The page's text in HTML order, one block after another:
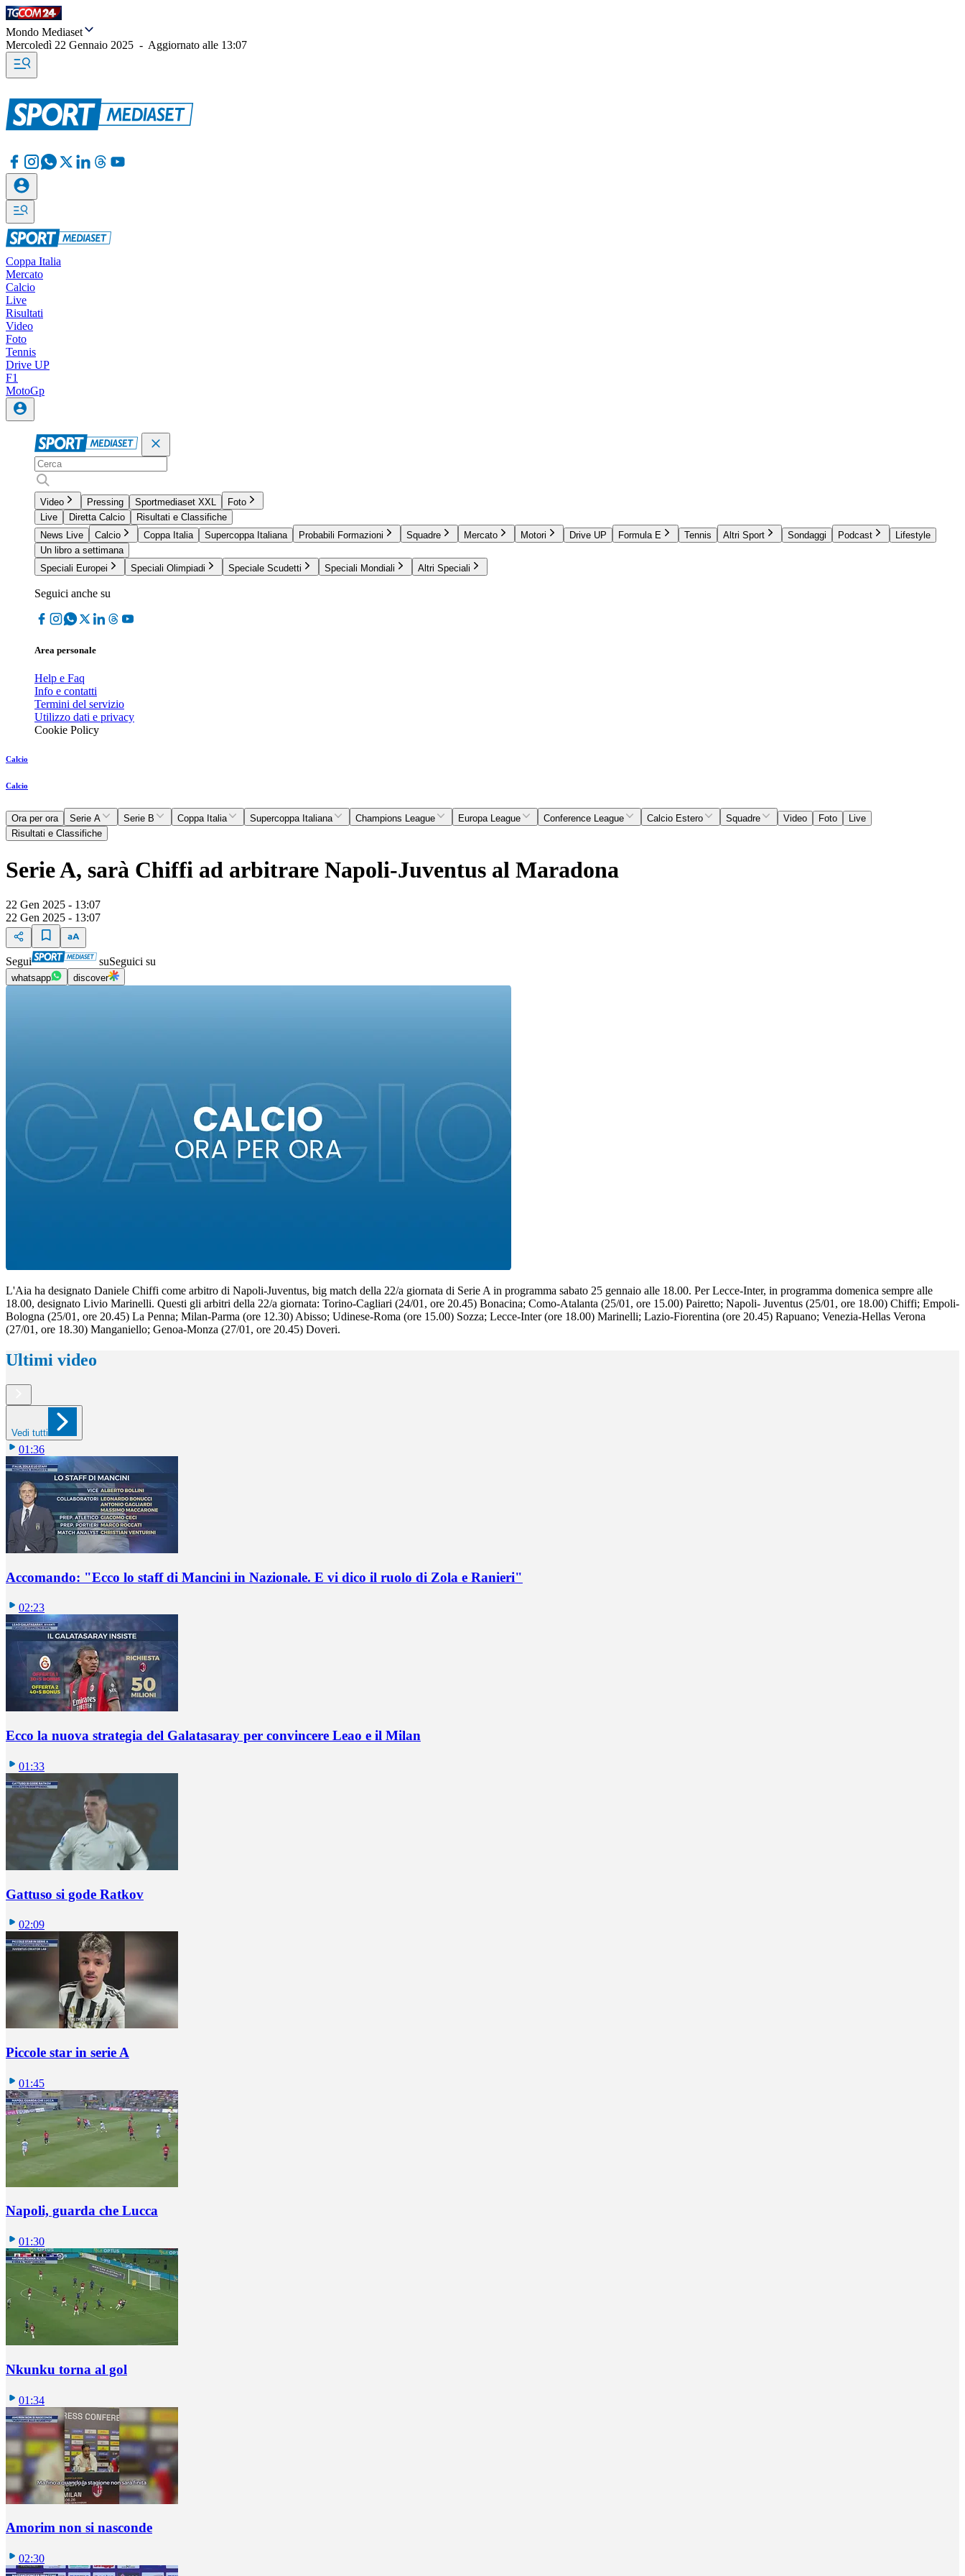
Mondo Mediaset
Mercoledì 22 Gennaio 2025 - Aggiornato alle 13:07
Coppa Italia
Mercato
Calcio
Live
Risultati
Video
Foto
Tennis
Drive UP
F1
MotoGp
Video Pressing Sportmediaset XXL
Foto
Live
Diretta Calcio
Risultati e Classifiche
News Live
Calcio Coppa Italia Supercoppa Italiana Probabili Formazioni Squadre Mercato Motori Drive UP Formula E Tennis Altri Sport Sondaggi Podcast
Lifestyle
Un libro a settimana
Speciali Europei
Speciali Olimpiadi Speciale Scudetti Speciali Mondiali Altri Speciali
Seguici anche su
Area personale
Help e Faq
Info e contatti
Termini del servizio
Utilizzo dati e privacy
Cookie Policy
Calcio
Calcio
Ora per ora Serie A Serie B Coppa Italia Supercoppa Italiana Champions League Europa League Conference League Calcio Estero Squadre Video Foto
Live
Risultati e Classifiche
Serie A, sarà Chiffi ad arbitrare Napoli-Juventus al Maradona
22 Gen 2025 - 13:07
22 Gen 2025 - 13:07
Segui suSeguici su
whatsapp discover
L'Aia ha designato Daniele Chiffi come arbitro di Napoli-Juventus, big match della 22/a giornata di Serie A in programma sabato 25 gennaio alle 18.00. Per Lecce-Inter, in programma domenica sempre alle
18.00, designato Livio Marinelli. Questi gli arbitri della 22/a giornata: Torino-Cagliari (24/01, ore 20.45) Bonacina; Como-Atalanta (25/01, ore 15.00) Pairetto; Napoli- Juventus (25/01, ore 18.00) Chiffi; Empoli-
Bologna (25/01, ore 20.45) La Penna; Milan-Parma (ore 12.30) Abisso; Udinese-Roma (ore 15.00) Sozza; Lecce-Inter (ore 18.00) Marinelli; Lazio-Fiorentina (ore 20.45) Rapuano; Venezia-Hellas Verona
(27/01, ore 18.30) Manganiello; Genoa-Monza (27/01, ore 20.45) Doveri.
Ultimi video
Vedi tutti
01:36
Accomando: "Ecco lo staff di Mancini in Nazionale. E vi dico il ruolo di Zola e Ranieri"
02:23
Ecco la nuova strategia del Galatasaray per convincere Leao e il Milan
01:33
Gattuso si gode Ratkov
02:09
Piccole star in serie A
01:45
Napoli, guarda che Lucca
01:30
Nkunku torna al gol
01:34
Amorim non si nasconde
02:30